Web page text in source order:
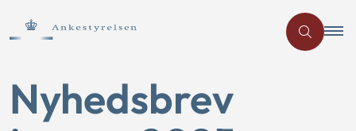
Nyhedsbrev